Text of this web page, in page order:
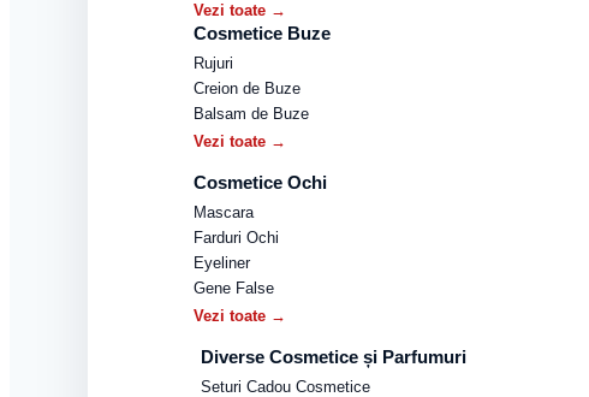
Vezi toate →
Cosmetice Buze
Rujuri
Creion de Buze
Balsam de Buze
Vezi toate →
Cosmetice Ochi
Mascara
Farduri Ochi
Eyeliner
Gene False
Vezi toate →
Diverse Cosmetice și Parfumuri
Seturi Cadou Cosmetice